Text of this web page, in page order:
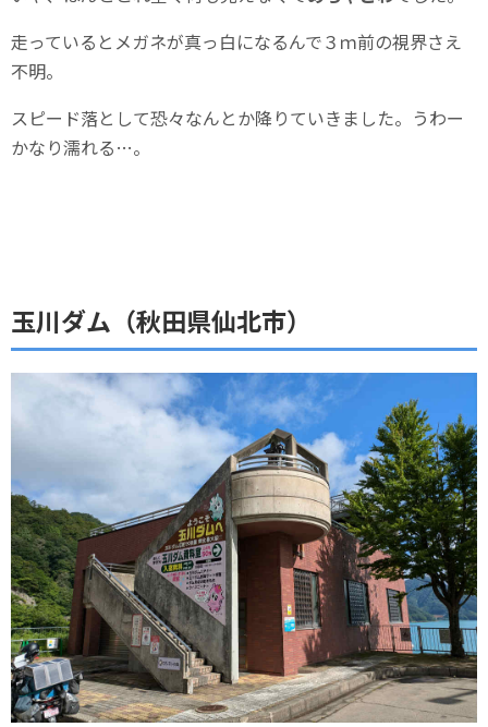
走っているとメガネが真っ白になるんで３ｍ前の視界さえ
不明。
スピード落として恐々なんとか降りていきました。うわー
かなり濡れる…。
玉川ダム（秋田県仙北市）